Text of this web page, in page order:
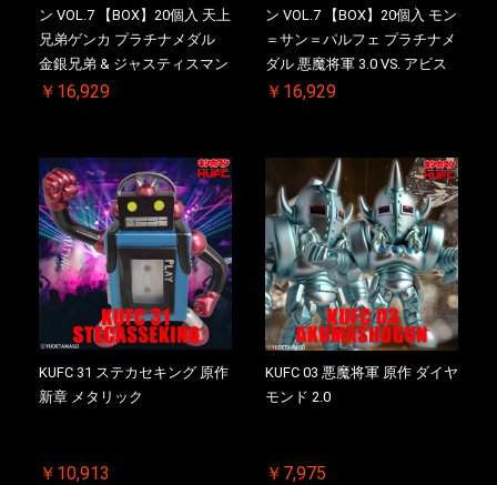
ン VOL.7 【BOX】20個入 天上
兄弟ゲンカ プラチナメダル
金銀兄弟 & ジャスティスマン
2.0 初回シリアルNO.入 ケース
￥16,929
ン VOL.7 【BOX】20個入 モン
＝サン＝パルフェ プラチナメ
ダル 悪魔将軍 3.0 VS. アビス
マン 初回シリアルNO.入 ケー
￥16,929
KUFC 31 ステカセキング 原作
新章 メタリック
￥10,913
KUFC 03 悪魔将軍 原作 ダイヤ
モンド 2.0
￥7,975